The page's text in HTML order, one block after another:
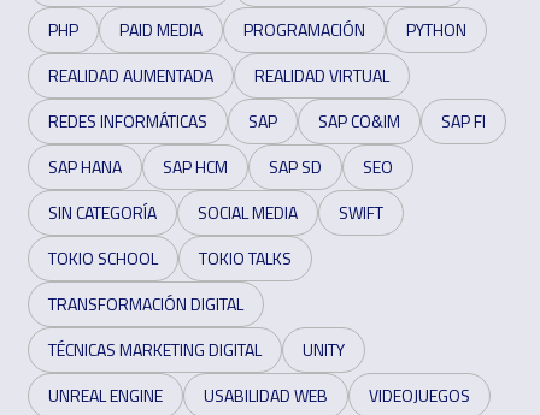
PHP
PAID MEDIA PROGRAMACIÓN
PYTHON
REALIDAD AUMENTADA
REALIDAD VIRTUAL
REDES INFORMÁTICAS
SAP SAP CO&IM
SAP FI
SAP HANA
SAP HCM SAP SD
SEO
SIN CATEGORÍA
SOCIAL MEDIA
SWIFT
TOKIO SCHOOL
TOKIO TALKS
TRANSFORMACIÓN DIGITAL
TÉCNICAS MARKETING DIGITAL
UNITY
UNREAL ENGINE
USABILIDAD WEB
VIDEOJUEGOS